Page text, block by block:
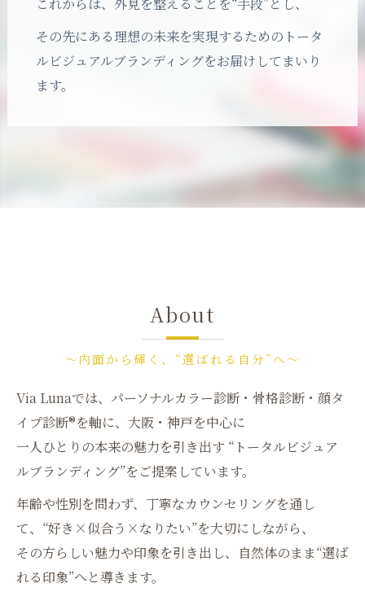
その先にある理想の未来を実現するためのトータ
ルビジュアルブランディングをお届けしてまいり
ます。
〜内面から輝く、“選ばれる自分”へ〜
About
Via Lunaでは、パーソナルカラー診断・骨格診断・顔タ
イプ診断®︎を軸に、大阪・神戸を中心に
一人ひとりの本来の魅力を引き出す “トータルビジュア
ルブランディング”をご提案しています。
年齢や性別を問わず、丁寧なカウンセリングを通し
て、“好き×似合う×なりたい”を大切にしながら、
その方らしい魅力や印象を引き出し、自然体のまま“選ば
れる印象”へと導きます。